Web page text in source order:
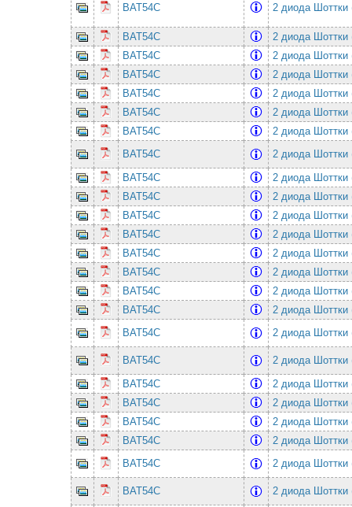
BAT54C 2 диода
BAT54C
2 диода
BAT54C
2 диода
BAT54C
2 диода
BAT54C
2 диода
BAT54C
2 диода
BAT54C
2 диода
BAT54C
2 диода
BAT54C
2 диода
BAT54C
2 диода
BAT54C
2 диода
BAT54C
2 диода
BAT54C
2 диода
BAT54C
2 диода
BAT54C
2 диода
BAT54C
2 диода
BAT54C
2 диода
BAT54C
2 диода
BAT54C
2 диода
BAT54C
2 диода
BAT54C
2 диода
BAT54C
2 диода
BAT54C
2 диода
BAT54C
2 диода